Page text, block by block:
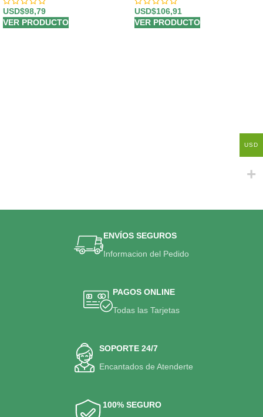
USD$98,79
VER PRODUCTO
USD$106,91
VER PRODUCTO
ENVÍOS SEGUROS
Informacion del Pedido
PAGOS ONLINE
Todas las Tarjetas
SOPORTE 24/7
Encantados de Atenderte
100% SEGURO
USD